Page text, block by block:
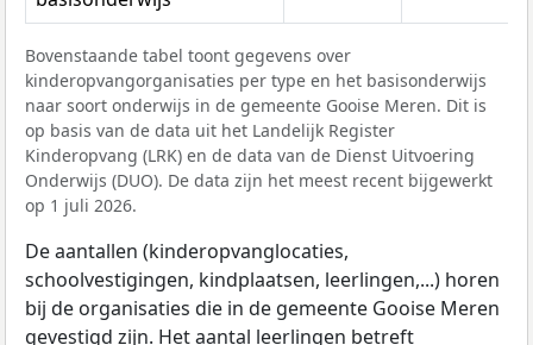
Bovenstaande tabel toont gegevens over
kinderopvangorganisaties per type en het basisonderwijs
naar soort onderwijs in de gemeente Gooise Meren. Dit is
op basis van de data uit het Landelijk Register
Kinderopvang (LRK) en de data van de Dienst Uitvoering
Onderwijs (DUO). De data zijn het meest recent bijgewerkt
op 1 juli 2026.
De aantallen (kinderopvanglocaties,
schoolvestigingen, kindplaatsen, leerlingen,...) horen
bij de organisaties die in de gemeente Gooise Meren
gevestigd zijn. Het aantal leerlingen betreft